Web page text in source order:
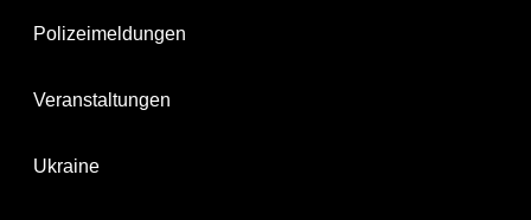
Polizeimeldungen
Veranstaltungen
Ukraine